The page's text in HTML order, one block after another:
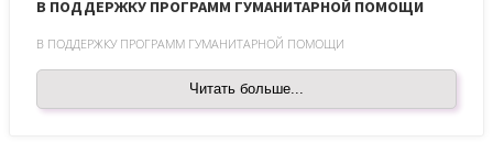
В ПОДДЕРЖКУ ПРОГРАММ ГУМАНИТАРНОЙ ПОМОЩИ
В ПОДДЕРЖКУ ПРОГРАММ ГУМАНИТАРНОЙ ПОМОЩИ
Читать больше...